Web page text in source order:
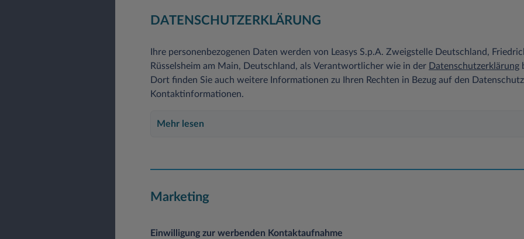
DATENSCHUTZERKLÄRUNG
Ihre personenbezogenen Daten werden von Leasys S.p.A. Zweigstelle Deutschland,
Rüsselsheim am Main, Deutschland, als Verantwortlicher wie in der Datenschutzerklärung
Dort finden Sie auch weitere Informationen zu Ihren Rechten in Bezug auf den
Kontaktinformationen.
Mehr lesen
Marketing
Einwilligung zur werbenden Kontaktaufnahme